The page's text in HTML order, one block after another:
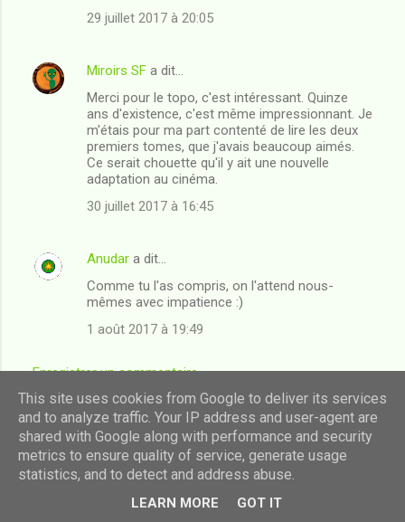
29 juillet 2017 à 20:05
Miroirs SF a dit…
Merci pour le topo, c'est intéressant. Quinze
ans d'existence, c'est même impressionnant. Je
m'étais pour ma part contenté de lire les deux
premiers tomes, que j'avais beaucoup aimés.
Ce serait chouette qu'il y ait une nouvelle
adaptation au cinéma.
30 juillet 2017 à 16:45
Anudar a dit…
Comme tu l'as compris, on l'attend nous-
mêmes avec impatience :)
1 août 2017 à 19:49
Enregistrer un commentaire
Fourni par Blogger
This site uses cookies from Google to deliver its services
and to analyze traffic. Your IP address and user-agent are
shared with Google along with performance and security
metrics to ensure quality of service, generate usage
statistics, and to detect and address abuse.
LEARN MORE GOT IT